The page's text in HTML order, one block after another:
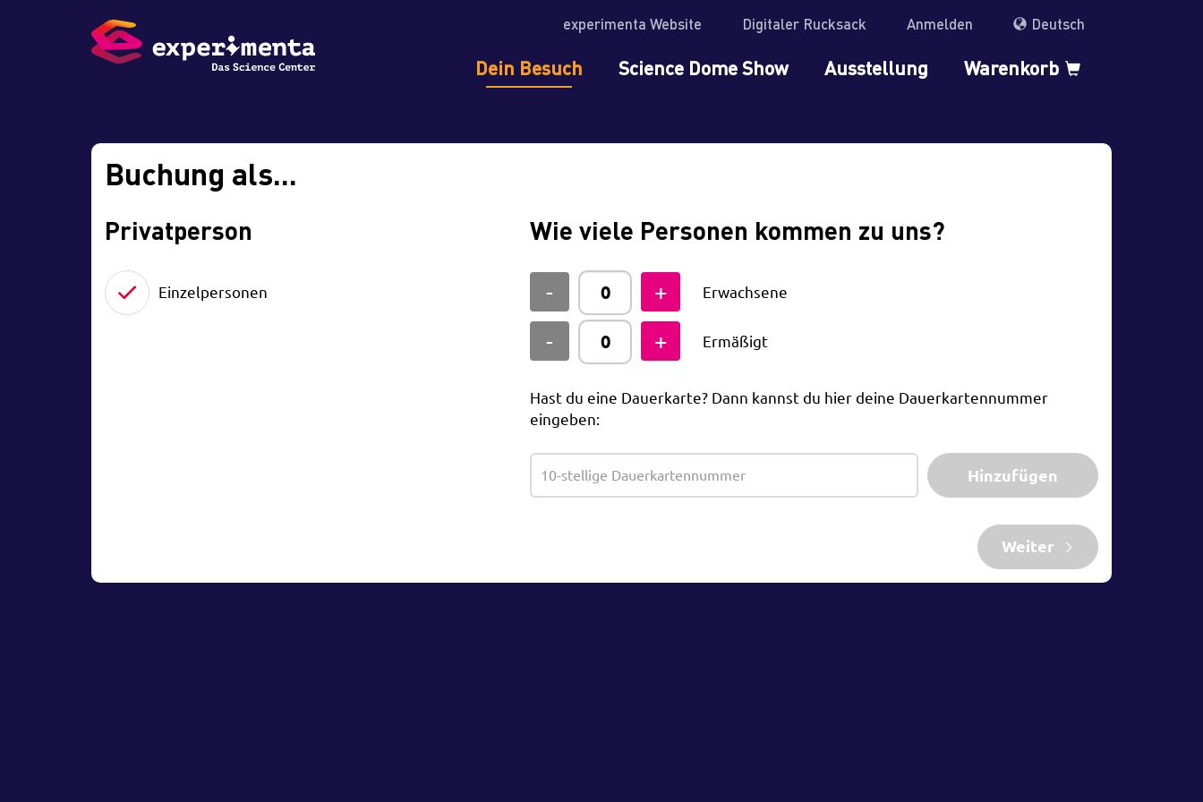
experimenta Website Digitaler Rucksack Anmelden Deutsch
Dein Besuch Science Dome Show Ausstellung Warenkorb
Buchung als...
Privatperson
Einzelpersonen
Wie viele Personen kommen zu uns?
Erwachsene
Ermäßigt
Hast du eine Dauerkarte? Dann kannst du hier deine Dauerkartennummer
eingeben:
Hinzufügen
Weiter